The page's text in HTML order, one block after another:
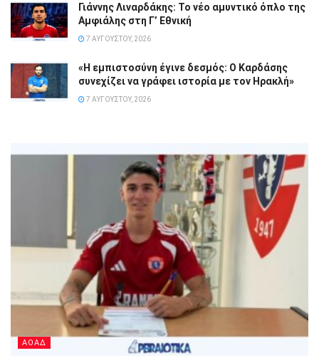
Γιάννης Λιναρδάκης: Το νέο αμυντικό όπλο της
Αμφιάλης στη Γ’ Εθνική
7 ΑΥΓΟΎΣΤΟΥ, 2026
«Η εμπιστοσύνη έγινε δεσμός: Ο Καρδάσης
συνεχίζει να γράφει ιστορία με τον Ηρακλή»
7 ΑΥΓΟΎΣΤΟΥ, 2026
ΑΟΑΔ